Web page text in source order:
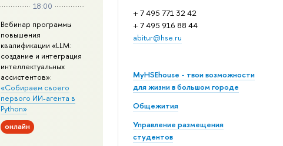
+ 7 495 771 32 42
+ 7 495 916 88 44
abitur@hse.ru
MyHSEhouse - твои возможности
для жизни в большом городе
Общежития
Управление размещения
студентов
18:00
Вебинар программы
повышения
квалификации «LLM:
создание и интеграция
интеллектуальных
ассистентов»:
«Собираем своего
первого ИИ-агента в
Python»
онлайн